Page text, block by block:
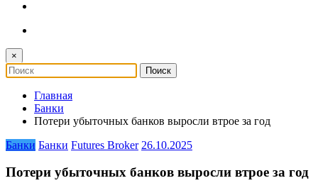
×
Главная
Банки
Потери убыточных банков выросли втрое за год
Банки Банки Futures Broker 26.10.2025
Потери убыточных банков выросли втрое за год